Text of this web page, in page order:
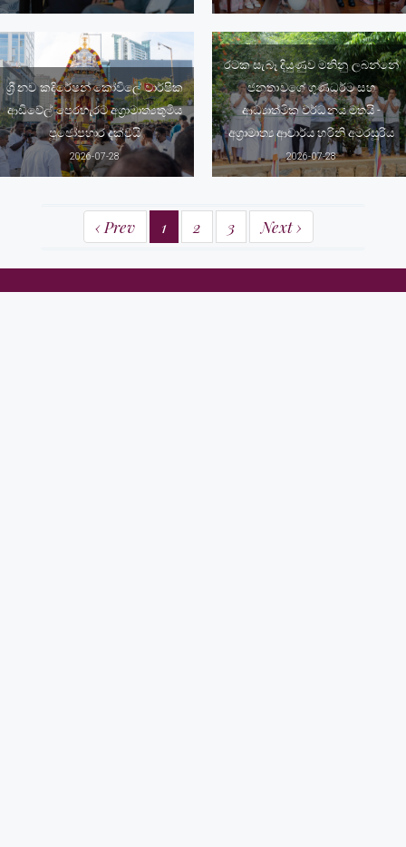
ශ්‍රී නව කදිරේෂන් කෝවිලේ වාර්ෂික
ආඩිවේල් පෙරහැරට අග්‍රාමාත්‍යතුමිය
පූජෝපහාර දක්වයි
2026-07-28
රටක සැබෑ දියුණුව මනිනු ලබන්නේ
ජනතාවගේ ගුණධර්ම සහ
ආධ්‍යාත්මික වර්ධනය මතයි -
අග්‍රාමාත්‍ය ආචාර්ය හරිනි අමරසූරිය
2026-07-28
‹ Prev 1 2 3 Next ›